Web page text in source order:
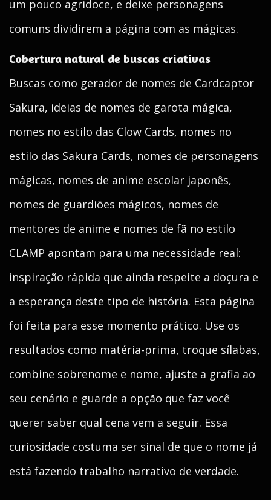
um pouco agridoce, e deixe personagens
comuns dividirem a página com as mágicas.
Cobertura natural de buscas criativas
Buscas como gerador de nomes de Cardcaptor
Sakura, ideias de nomes de garota mágica,
nomes no estilo das Clow Cards, nomes no
estilo das Sakura Cards, nomes de personagens
mágicas, nomes de anime escolar japonês,
nomes de guardiões mágicos, nomes de
mentores de anime e nomes de fã no estilo
CLAMP apontam para uma necessidade real:
inspiração rápida que ainda respeite a doçura e
a esperança deste tipo de história. Esta página
foi feita para esse momento prático. Use os
resultados como matéria-prima, troque sílabas,
combine sobrenome e nome, ajuste a grafia ao
seu cenário e guarde a opção que faz você
querer saber qual cena vem a seguir. Essa
curiosidade costuma ser sinal de que o nome já
está fazendo trabalho narrativo de verdade.